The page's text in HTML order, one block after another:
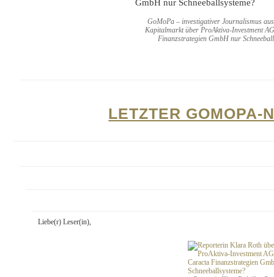
GoMoPa – investigativer Journalismus
Kapitalmarkt über ProAktiva-Investment
Finanzstrategien GmbH nur
LETZTER GOMOPA-
Liebe(r) Leser(in),